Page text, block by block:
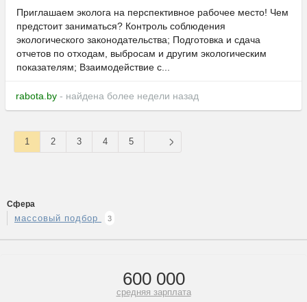
Приглашаем эколога на перспективное рабочее место! Чем
предстоит заниматься? Контроль соблюдения
экологического законодательства; Подготовка и сдача
отчетов по отходам, выбросам и другим экологическим
показателям; Взаимодействие с...
rabota.by - найдена более недели назад
1 2 3 4 5
Сфера
массовый подбор 3
600 000
средняя зарплата